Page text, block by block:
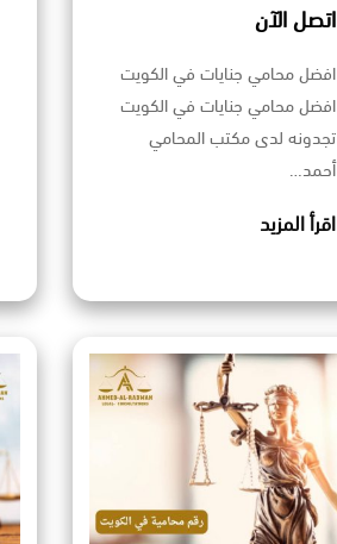
اتصل الآن
افضل محامي جنايات في الكويت
افضل محامي جنايات في الكويت
تجدونه لدى مكتب المحامي
أحمد…
اقرأ المزيد